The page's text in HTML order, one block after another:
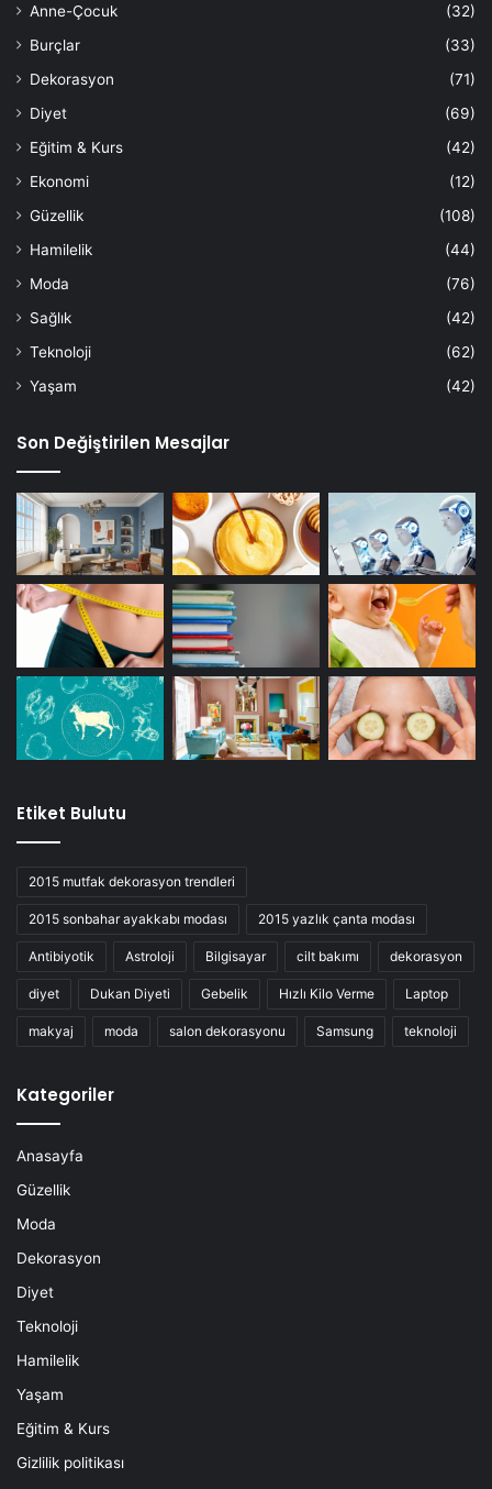
Anne-Çocuk
(32)
Burçlar
(33)
Dekorasyon
(71)
Diyet
(69)
Eğitim & Kurs
(42)
Ekonomi
(12)
Güzellik
(108)
Hamilelik
(44)
Moda
(76)
Sağlık
(42)
Teknoloji
(62)
Yaşam
(42)
Son Değiştirilen Mesajlar
Etiket Bulutu
2015 mutfak dekorasyon trendleri
2015 sonbahar ayakkabı modası 2015 yazlık çanta modası
Antibiyotik Astroloji Bilgisayar cilt bakımı dekorasyon
diyet Dukan Diyeti Gebelik Hızlı Kilo Verme Laptop
makyaj moda salon dekorasyonu Samsung teknoloji
Kategoriler
Anasayfa
Güzellik
Moda
Dekorasyon
Diyet
Teknoloji
Hamilelik
Yaşam
Eğitim & Kurs
Gizlilik politikası